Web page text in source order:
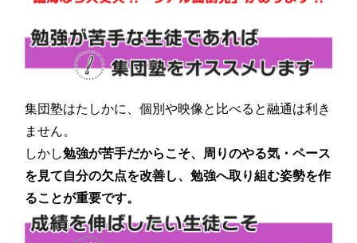
集団塾はたしかに、個別や映像と比べると融通は利き
ません。
しかし勉強が苦手だからこそ、周りのやる気・ペース
を見て自分の欠点を改善し、勉強へ取り組む姿勢を作
ることが重要です。